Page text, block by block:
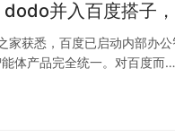
并入百度搭子
家获悉，百度已启动内部办
体产品完全统一。对百度而…